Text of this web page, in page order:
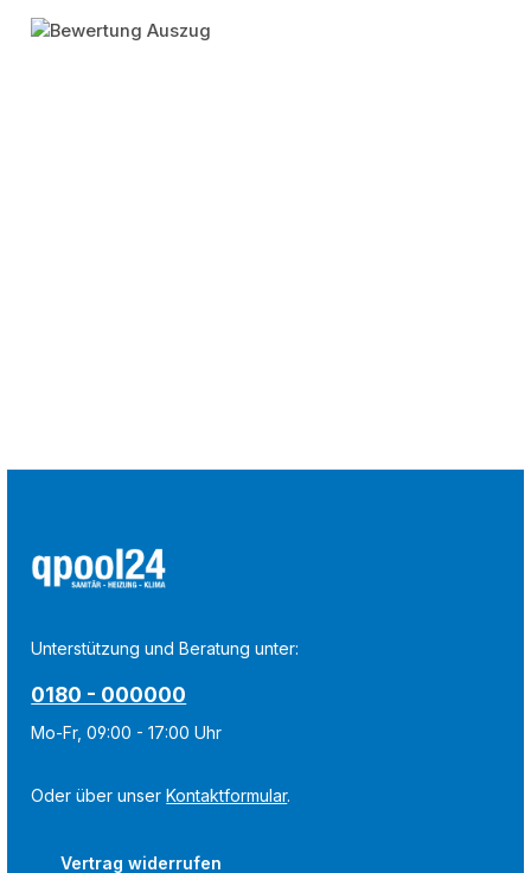
Unterstützung und Beratung unter:
0180 - 000000
Mo-Fr, 09:00 - 17:00 Uhr
Oder über unserKontaktformular.
Vertrag widerrufen